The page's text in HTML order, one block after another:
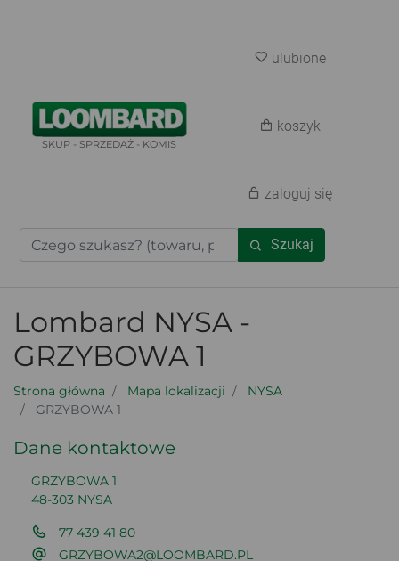
SKUP - SPRZEDAŻ - KOMIS
Szukaj
ulubione
koszyk
zaloguj się
Lombard NYSA -
GRZYBOWA 1
Strona główna Mapa lokalizacji
NYSA
GRZYBOWA 1
Dane kontaktowe
GRZYBOWA 1
48-303 NYSA
77 439 41 80
GRZYBOWA2@LOOMBARD.PL